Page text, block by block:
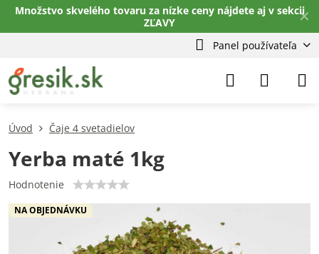
✕
Množstvo skvelého tovaru za nízke ceny nájdete aj v sekcii
ZĽAVY
Panel používateľa
NA OBJEDNÁVKU
Úvod Čaje 4 svetadielov
Yerba maté 1kg
Hodnotenie